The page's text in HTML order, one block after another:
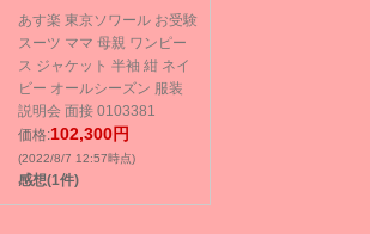
あす楽 東京ソワール お受験
スーツ ママ 母親 ワンピー
ス ジャケット 半袖 紺 ネイ
ビー オールシーズン 服装
説明会 面接 0103381
価格:102,300円
(2022/8/7 12:57時点)
感想(1件)